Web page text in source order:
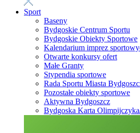
Sport
Baseny
Bydgoskie Centrum Sportu
Bydgoskie Obiekty Sportowe
Kalendarium imprez
Otwarte konkursy ofert
Małe Granty
Stypendia sportowe
Rada Sportu Miasta
Pozostałe obiekty sportowe
Aktywna Bydgoszcz
Bydgoska Karta